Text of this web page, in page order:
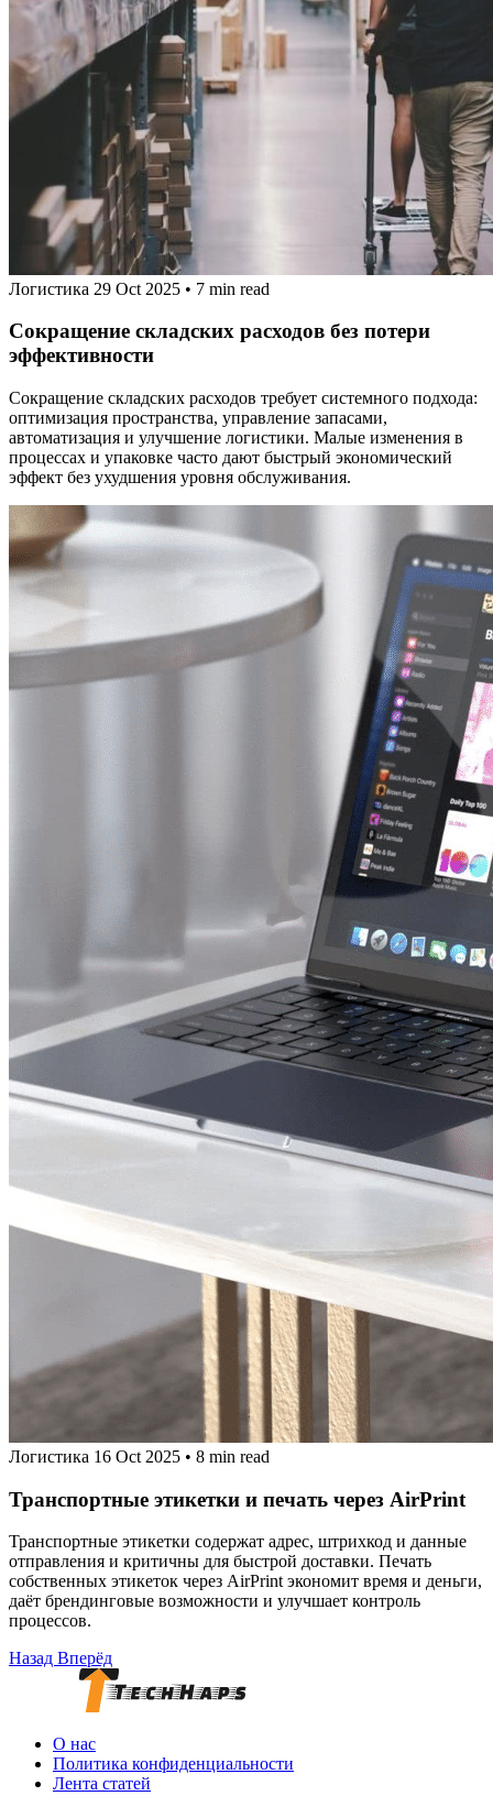
Логистика 29 Oct 2025 • 7 min read
Сокращение складских расходов без потери
эффективности
Сокращение складских расходов требует системного подхода:
оптимизация пространства, управление запасами,
автоматизация и улучшение логистики. Малые изменения в
процессах и упаковке часто дают быстрый экономический
эффект без ухудшения уровня обслуживания.
Логистика 16 Oct 2025 • 8 min read
Транспортные этикетки и печать через AirPrint
Транспортные этикетки содержат адрес, штрихкод и данные
отправления и критичны для быстрой доставки. Печать
собственных этикеток через AirPrint экономит время и деньги,
даёт брендинговые возможности и улучшает контроль
процессов.
Назад Вперёд
О нас
Политика конфиденциальности
Лента статей